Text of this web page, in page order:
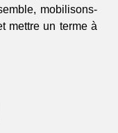
mobilisons-
mettre un terme à